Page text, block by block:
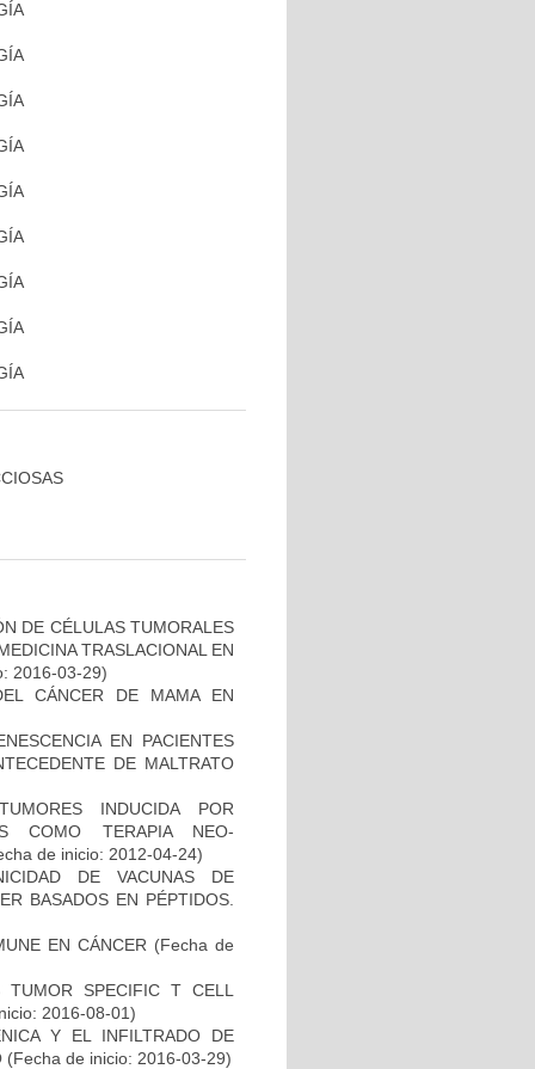
DE CÉLULAS TUMORALES
TRASLACIONAL EN
2016-03-29)
CÁNCER DE MAMA EN
EN PACIENTES
DE MALTRATO
INDUCIDA POR
COMO TERAPIA NEO-
de inicio: 2012-04-24)
DE VACUNAS DE
BASADOS EN PÉPTIDOS.
EN CÁNCER (Fecha de
TUMOR SPECIFIC T CELL
2016-08-01)
Y EL INFILTRADO DE
(Fecha de inicio: 2016-03-29)